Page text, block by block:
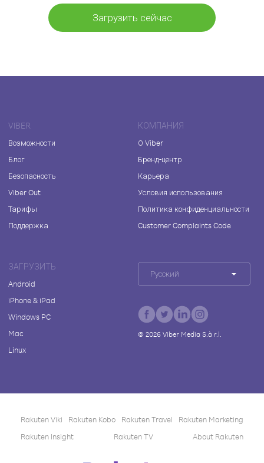
Загрузить сейчас
VIBER
Возможности
Блог
Безопасность
Viber Out
Тарифы
Поддержка
КОМПАНИЯ
О Viber
Бренд-центр
Карьера
Условия использования
Политика конфиденциальности
Customer Complaints Code
ЗАГРУЗИТЬ
Android
iPhone & iPad
Windows PC
Mac
Linux
Русский
© 2026Viber Media S.à r.l.
Rakuten Viki Rakuten Kobo Rakuten Travel
Rakuten Marketing
Rakuten Insight
Rakuten TV About Rakuten